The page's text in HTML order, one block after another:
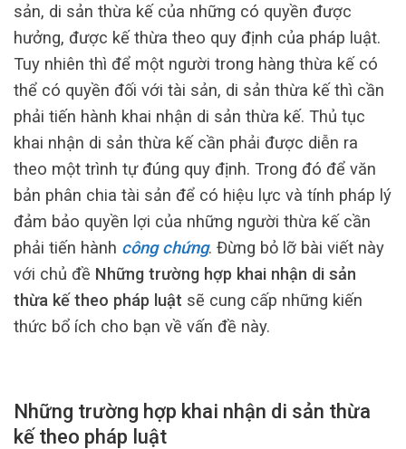
sản, di sản thừa kế của những có quyền được
hưởng, được kế thừa theo quy định của pháp luật.
Tuy nhiên thì để một người trong hàng thừa kế có
thể có quyền đối với tài sản, di sản thừa kế thì cần
phải tiến hành khai nhận di sản thừa kế. Thủ tục
khai nhận di sản thừa kế cần phải được diễn ra
theo một trình tự đúng quy định. Trong đó để văn
bản phân chia tài sản để có hiệu lực và tính pháp lý
đảm bảo quyền lợi của những người thừa kế cần
phải tiến hành công chứng. Đừng bỏ lỡ bài viết này
với chủ đề Những trường hợp khai nhận di sản
thừa kế theo pháp luật sẽ cung cấp những kiến
thức bổ ích cho bạn về vấn đề này.
Những trường hợp khai nhận di sản thừa
kế theo pháp luật